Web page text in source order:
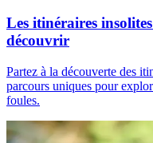
Les itinéraires
découvrir
Partez à la découverte des
parcours uniques pour
foules.